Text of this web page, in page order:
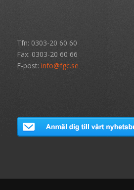
Tfn: 0303-20 60 60
Fax: 0303-20 60 66
E-post: info@fgc.se